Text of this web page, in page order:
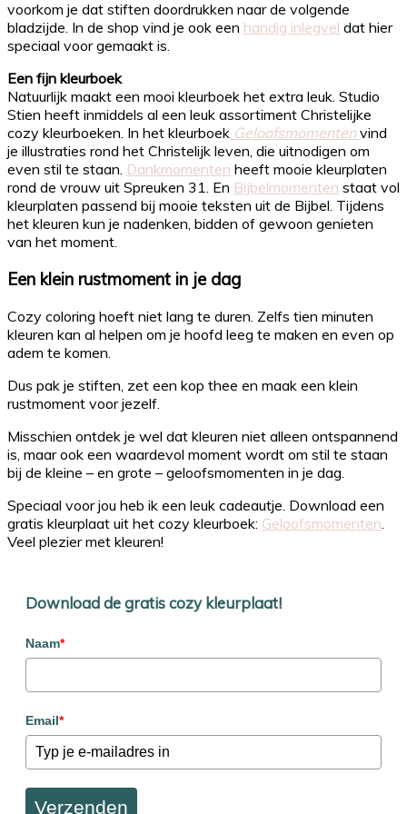
voorkom je dat stiften doordrukken naar de volgende
bladzijde. In de shop vind je ook een handig inlegvel dat hier
speciaal voor gemaakt is.
Een fijn kleurboek
Natuurlijk maakt een mooi kleurboek het extra leuk. Studio
Stien heeft inmiddels al een leuk assortiment Christelijke
cozy kleurboeken. In het kleurboek Geloofsmomenten vind
je illustraties rond het Christelijk leven, die uitnodigen om
even stil te staan. Dankmomenten heeft mooie kleurplaten
rond de vrouw uit Spreuken 31. En Bijbelmomenten staat vol
kleurplaten passend bij mooie teksten uit de Bijbel. Tijdens
het kleuren kun je nadenken, bidden of gewoon genieten
van het moment.
Een klein rustmoment in je dag
Cozy coloring hoeft niet lang te duren. Zelfs tien minuten
kleuren kan al helpen om je hoofd leeg te maken en even op
adem te komen.
Dus pak je stiften, zet een kop thee en maak een klein
rustmoment voor jezelf.
Misschien ontdek je wel dat kleuren niet alleen ontspannend
is, maar ook een waardevol moment wordt om stil te staan
bij de kleine – en grote – geloofsmomenten in je dag.
Speciaal voor jou heb ik een leuk cadeautje. Download een
gratis kleurplaat uit het cozy kleurboek: Geloofsmomenten
Veel plezier met kleuren!
Download de gratis cozy kleurplaat!
Naam*
Email*
Verzenden